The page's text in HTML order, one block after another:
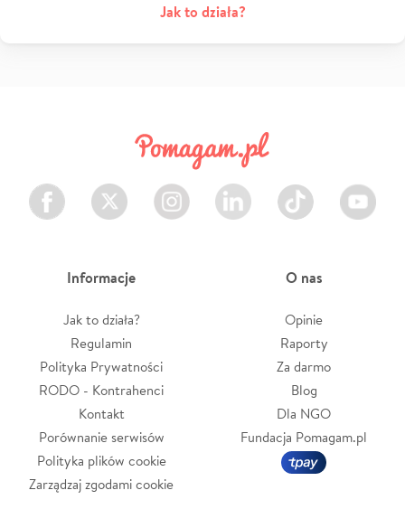
Jak to działa?
Facebook Twitter Instagram LinkedIn TikTok Youtube
Informacje
Jak to działa?
Regulamin
Polityka Prywatności
RODO - Kontrahenci
Kontakt
Porównanie serwisów
Polityka plików cookie
Zarządzaj zgodami cookie
O nas
Opinie
Raporty
Za darmo
Blog
Dla NGO
Fundacja Pomagam.pl